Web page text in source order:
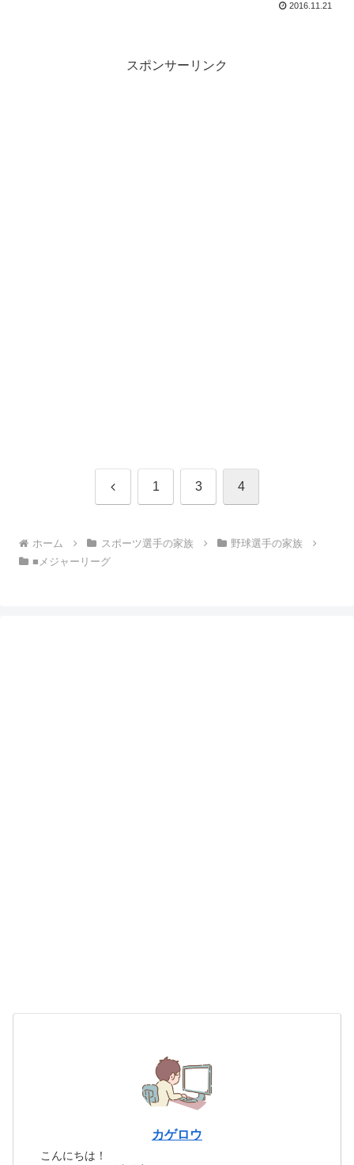
2016.11.21
スポンサーリンク
前 1 3 4
ホーム スポーツ選手の家族
野球選手の家族
■メジャーリーグ
カゲロウ
こんにちは！